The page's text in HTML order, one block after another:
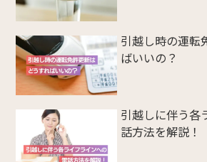
引越し時の運転
ばいいの？
引越しに伴う各
話方法を解説！